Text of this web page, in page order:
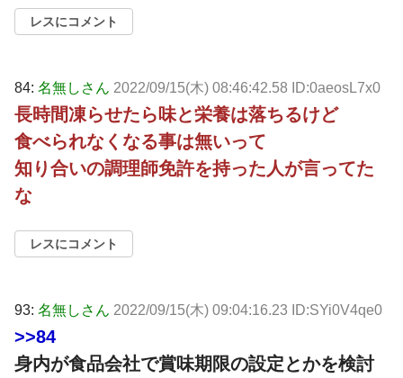
レスにコメント
84: 名無しさん 2022/09/15(木) 08:46:42.58 ID:0aeosL7x0
長時間凍らせたら味と栄養は落ちるけど
食べられなくなる事は無いって
知り合いの調理師免許を持った人が言ってた
な
レスにコメント
93: 名無しさん 2022/09/15(木) 09:04:16.23 ID:SYi0V4qe0
>>84
身内が食品会社で賞味期限の設定とかを検討